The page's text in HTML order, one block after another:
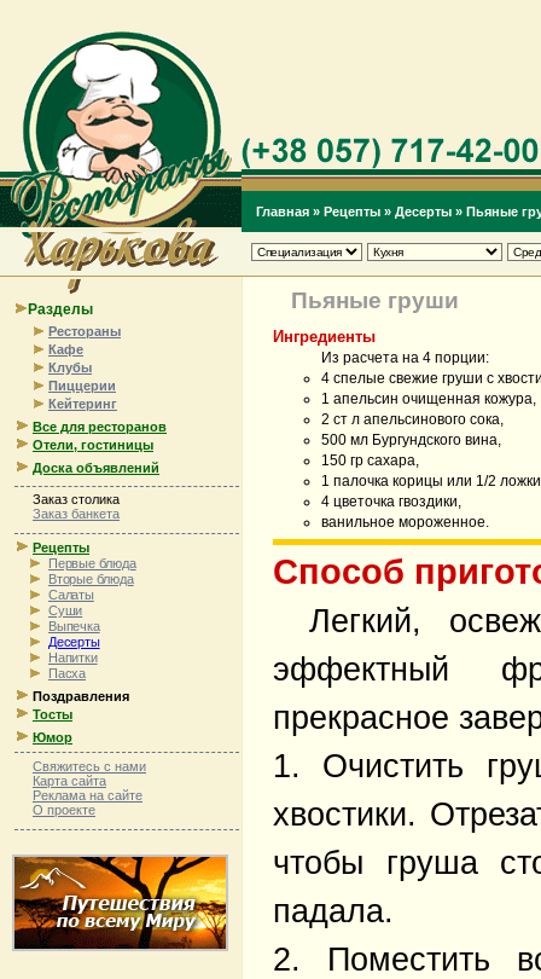
Главная » Рецепты » Десерты » Пьяные
Разделы
Рестораны
Кафе
Клубы
Пиццерии
Кейтеринг
Все для ресторанов
Отели, гостиницы
Доска объявлений
Заказ столика
Заказ банкета
Рецепты
Первые блюда
Вторые блюда
Салаты
Суши
Выпечка
Десерты
Напитки
Пасха
Поздравления
Тосты
Юмор
Свяжитесь с нами
Карта сайта
Реклама на сайте
О проекте
Пьяные груши
Ингредиенты
Из расчета на 4 порции:
4 спелые свежие груши с
1 апельсин очищенная кожура,
2 ст л апельсинового сока,
500 мл Бургундского вина,
150 гр сахара,
1 палочка корицы или 1/2
4 цветочка гвоздики,
ванильное мороженное.
Способ
Легкий,
эффектный
прекрасное
1. Очистить
хвостики.
чтобы груша
падала.
2. Поместить